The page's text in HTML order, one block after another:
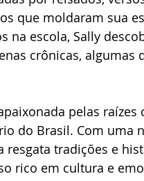
que moldaram sua
na escola, Sally
crônicas, algumas
pelas raízes
do Brasil. Com uma
tradições e
rico em cultura e